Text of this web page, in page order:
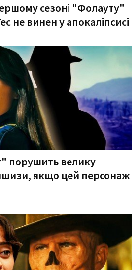
сезоні "Фолауту"
не винен у апокаліпсисі
порушить велику
якщо цей персонаж